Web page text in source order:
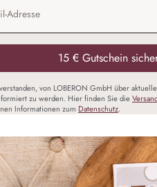
15 € Gutschein
von LOBERON GmbH über
zu werden. Hier finden Sie die
Informationen zum Datenschutz.